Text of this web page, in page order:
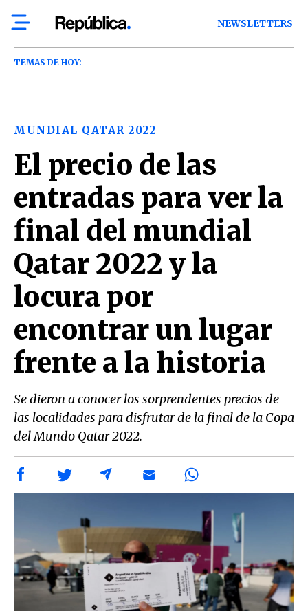
NEWSLETTERS
TEMAS DE HOY:
MUNDIAL QATAR 2022
El precio de las
entradas para ver la
final del mundial
Qatar 2022 y la
locura por
encontrar un lugar
frente a la historia
Se dieron a conocer los sorprendentes precios de
las localidades para disfrutar de la final de la Copa
del Mundo Qatar 2022.